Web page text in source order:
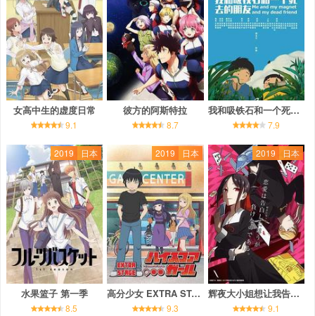
女高中生的虚度日常
9.1
彼方的阿斯特拉
8.7
我和吸铁石和一个死去的朋友
7.9
2019 日本
水果篮子 第一季
8.5
2019 日本
高分少女 EXTRA STAGE
9.3
2019 日本
辉夜大小姐想让我告白：天才们的恋爱头脑战
9.1